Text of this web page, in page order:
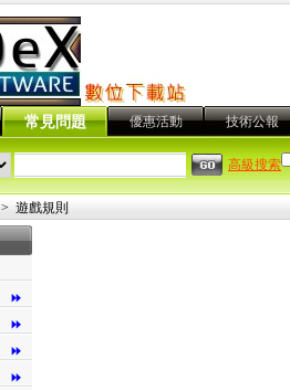
常見問題 優惠活動 技術公報
高級搜索
> 遊戲規則
⏩
⏩
⏩
⏩